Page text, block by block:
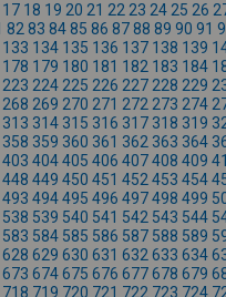
17 18 19 20 21 22 23 24 25 26
82 83 8485 86 8788 89 90 91
133 134 135 136 137 138 139
178 179 180 181 182 183 184
223 224 225 226 227 228 229
268 269 270 271 272 273 274
313 314 315 316 317 318 319
358 359 360 361 362 363 364
403 404405 406 407408 409
448 449 450 451 452 453 454
493 494495 496 497498 499
538 539 540 541 542 543 544
583 584 585 586 587 588 589
628 629 630 631 632 633 634
673 674675 676 677678 679
718 719 720 721 722 723 724